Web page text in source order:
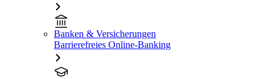
Banken & Versicherungen
Barrierefreies Online-Banking